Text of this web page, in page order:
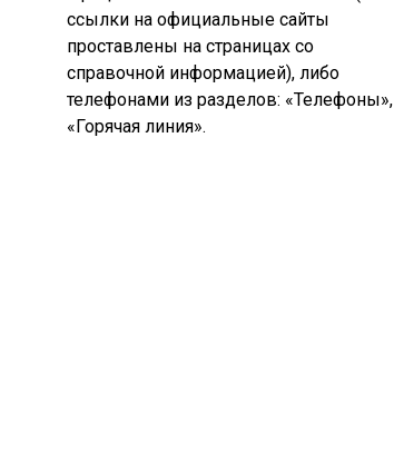
ссылки на официальные сайты
проставлены на страницах со
справочной информацией), либо
телефонами из разделов: «Телефоны»,
«Горячая линия».